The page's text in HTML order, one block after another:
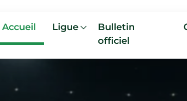
Accueil Ligue
Bulletin
officiel